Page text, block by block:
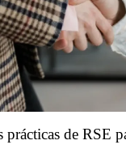
prácticas de RSE